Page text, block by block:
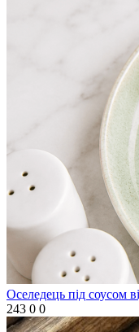
Оселедець під соусом
243 0 0